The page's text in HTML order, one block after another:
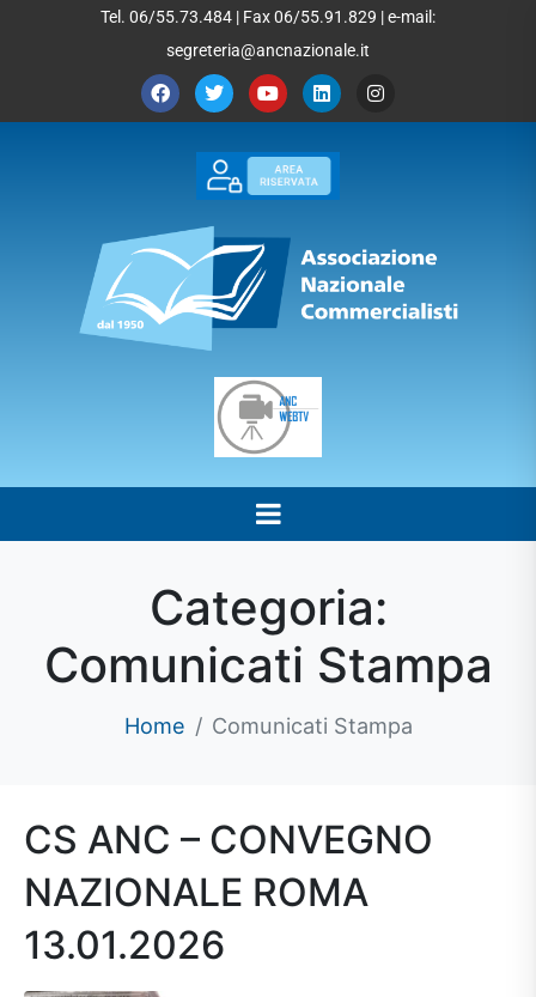
Tel. 06/55.73.484 | Fax 06/55.91.829 | e-mail:
segreteria@ancnazionale.it
Categoria:
Comunicati Stampa
Home Comunicati Stampa
CS ANC – CONVEGNO
NAZIONALE ROMA
13.01.2026